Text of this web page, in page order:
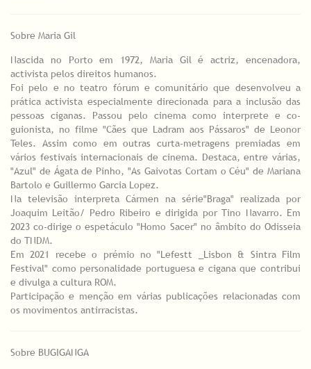
Sobre Maria Gil
Nascida no Porto em 1972, Maria Gil é actriz, encenadora,
activista pelos direitos humanos.
Foi pelo e no teatro fórum e comunitário que desenvolveu a
prática activista especialmente direcionada para a inclusão das
pessoas ciganas. Passou pelo cinema como interprete e co-
guionista, no filme "Cães que Ladram aos Pássaros" de Leonor
Teles. Assim como em outras curta-metragens premiadas em
vários festivais internacionais de cinema. Destaca, entre várias,
"Azul" de Ágata de Pinho, "As Gaivotas Cortam o Céu" de Mariana
Bartolo e Guillermo Garcia Lopez.
Na televisão interpreta Cármen na série"Braga" realizada por
Joaquim Leitão/ Pedro Ribeiro e dirigida por Tino Navarro. Em
2023 co-dirige o espetáculo "Homo Sacer" no âmbito do Odisseia
do TNDM.
Em 2021 recebe o prémio no "Lefestt _Lisbon & Sintra Film
Festival" como personalidade portuguesa e cigana que contribui
e divulga a cultura ROM.
Participação e menção em várias publicações relacionadas com
os movimentos antirracistas.
Sobre BUGIGANGA